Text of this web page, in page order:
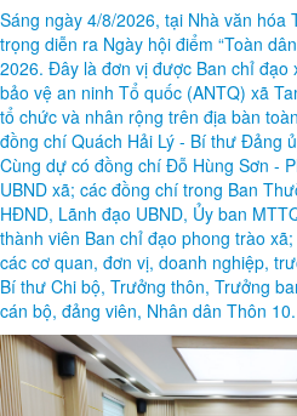
Sáng ngày 4/8/2026, tại Nhà văn hóa
trọng diễn ra Ngày hội điểm “Toàn
2026. Đây là đơn vị được Ban chỉ đạo
bảo vệ an ninh Tổ quốc (ANTQ) xã
tổ chức và nhân rộng trên địa bàn
đồng chí Quách Hải Lý - Bí thư Đảng
Cùng dự có đồng chí Đỗ Hùng Sơn -
UBND xã; các đồng chí trong Ban
HĐND, Lãnh đạo UBND, Ủy ban
thành viên Ban chỉ đạo phong trào
các cơ quan, đơn vị, doanh nghiệp,
Bí thư Chi bộ, Trưởng thôn, Trưởng
cán bộ, đảng viên, Nhân dân Thôn 10.